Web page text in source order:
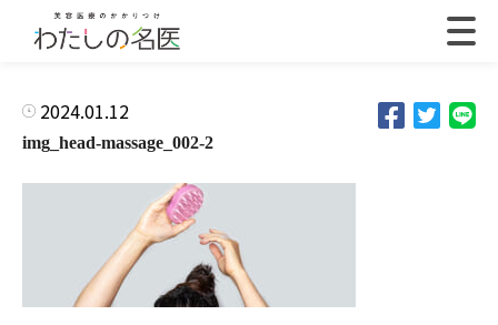
2024.01.12
img_head-massage_002-2